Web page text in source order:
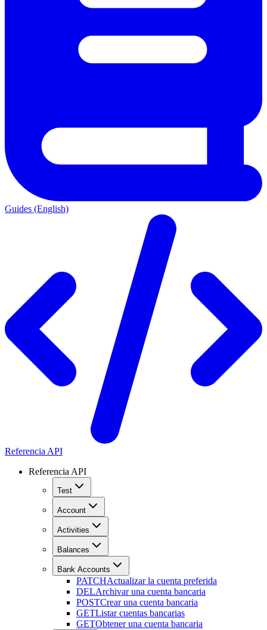
Guides (English)
Referencia API
Referencia API
Test
Account
Activities
Balances
Bank Accounts
PATCHActualizar la cuenta preferida
DELArchivar una cuenta bancaria
POSTCrear una cuenta bancaria
GETListar cuentas bancarias
GETObtener una cuenta bancaria